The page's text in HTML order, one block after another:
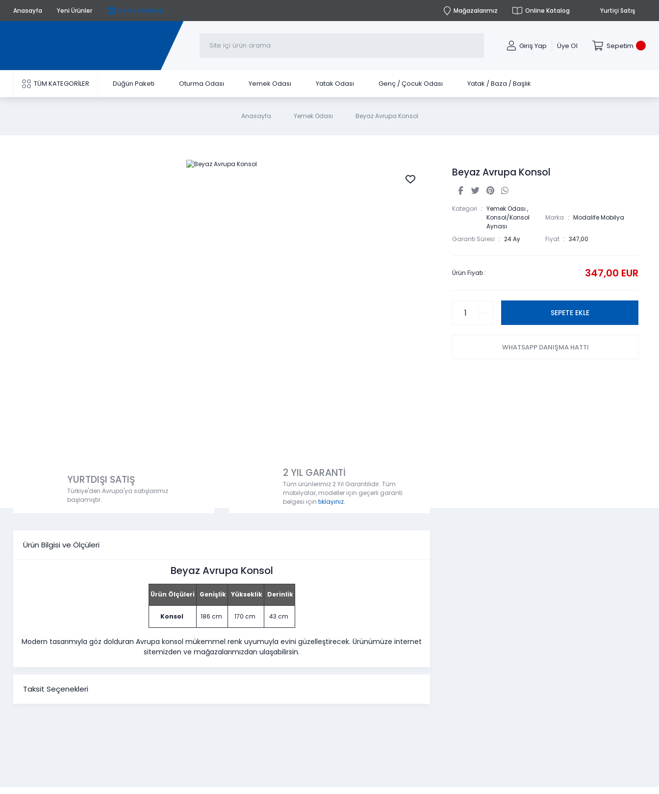
Anasayfa Yeni Ürünler Destek Merkezi Mağazalarımız Online Katalog Yurtiçi Satış
Giriş Yap Üye Ol Sepetim
TÜM KATEGORİLER Düğün Paketi Oturma Odası Yemek Odası Yatak Odası Genç / Çocuk Odası Yatak / Baza / Başlık
Anasayfa Yemek Odası Beyaz Avrupa Konsol
YURTDIŞI SATIŞ
Türkiye'den Avrupa'ya satışlarımız
başlamıştır.
2 YIL GARANTİ
Tüm ürünlerimiz 2 Yıl Garantilidir. Tüm
mobilyalar, modeller için geçerli garanti
belgesi için tıklayınız.
Ürün Bilgisi ve Ölçüleri
Beyaz Avrupa Konsol
Ürün Ölçüleri Genişlik Yükseklik Derinlik
Konsol 186 cm 170 cm 43 cm
Modern tasarımıyla göz dolduran Avrupa konsol mükemmel renk uyumuyla evini güzelleştirecek. Ürünümüze internet
sitemizden ve mağazalarımızdan ulaşabilirsin.
Taksit Seçenekleri
Beyaz Avrupa Konsol
Kategori Yemek Odası ,
Konsol/Konsol
Aynası
Marka Modalife Mobilya
Garanti Süresi 24 Ay Fiyat 347,00
Ürün Fiyatı : 347,00 EUR
SEPETE EKLE
WHATSAPP DANIŞMA HATTI